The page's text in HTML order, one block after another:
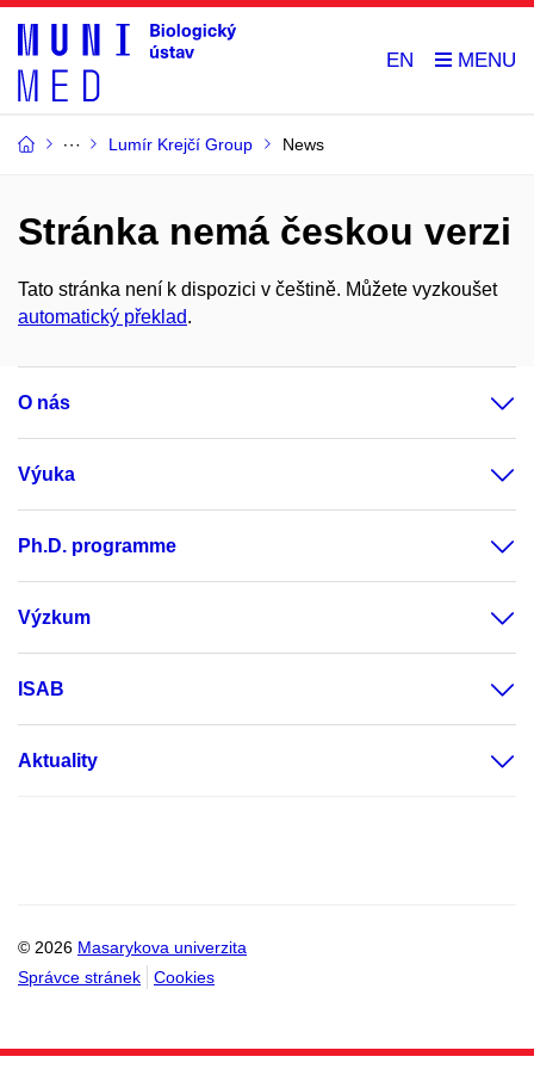
EN
Lumír Krejčí Group News
Stránka nemá českou verzi
Tato stránka není k dispozici v češtině. Můžete vyzkoušet
automatický překlad.
O nás
Výuka
Ph.D. programme
Výzkum
ISAB
Aktuality
© 2026 Masarykova univerzita
Správce stránek
Cookies